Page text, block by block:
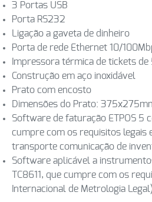
3 Portas USB
Porta RS232
Ligação a gaveta de dinheiro
Porta de rede Ethernet 10/
Impressora térmica de tickets
Construção em aço inoxidável
Prato com encosto
Dimensões do Prato:
Software de faturação ETPOS 5
cumpre com os requisitos legais
transporte comunicação de
Software aplicável a
TC8611, que cumpre com os
Internacional de Metrologia